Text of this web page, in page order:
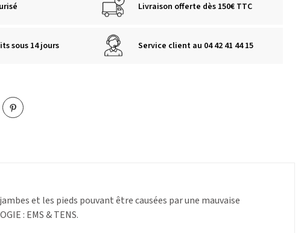
Livraison offerte dès 150€ TTC
sous 14 jours Service client au 04 42 41 44 15
et les pieds pouvant être causées par une mauvaise
: EMS & TENS.